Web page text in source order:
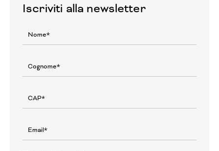
Iscriviti alla newsletter